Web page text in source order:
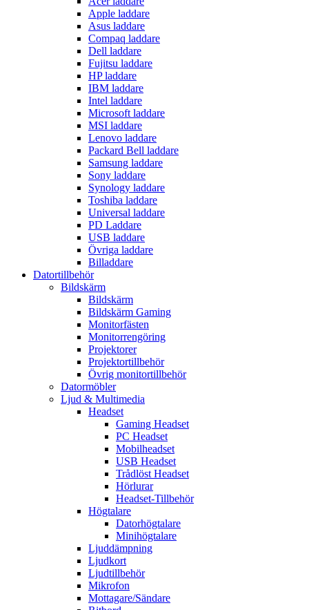
Apple laddare
Asus laddare
Compaq laddare
Dell laddare
Fujitsu laddare
HP laddare
IBM laddare
Intel laddare
Microsoft laddare
MSI laddare
Lenovo laddare
Packard Bell laddare
Samsung laddare
Sony laddare
Synology laddare
Toshiba laddare
Universal laddare
PD Laddare
USB laddare
Övriga laddare
Billaddare
Datortillbehör
Bildskärm
Bildskärm
Bildskärm Gaming
Monitorfästen
Monitorrengöring
Projektorer
Projektortillbehör
Övrig monitortillbehör
Datormöbler
Ljud & Multimedia
Headset
Gaming Headset
PC Headset
Mobilheadset
USB Headset
Trådlöst Headset
Hörlurar
Headset-Tillbehör
Högtalare
Datorhögtalare
Minihögtalare
Ljuddämpning
Ljudkort
Ljudtillbehör
Mikrofon
Mottagare/Sändare